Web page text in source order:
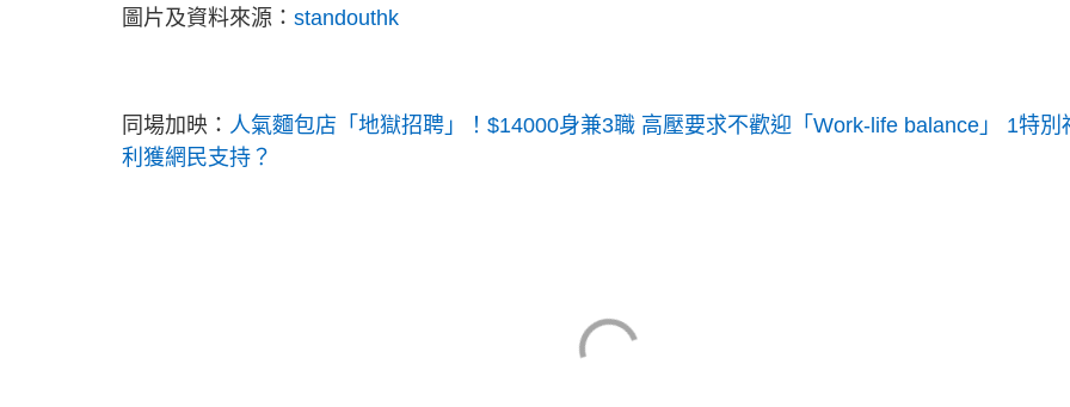
圖片及資料來源： standouthk
同場加映： 人氣麵包店「地獄招聘」！$14000身兼3職 高壓要求不歡迎「Work-life balance」 1特別
利獲網民支持？